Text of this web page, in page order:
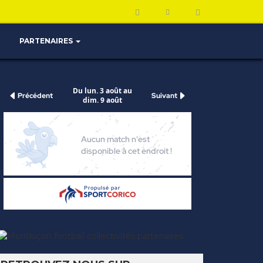
PARTENAIRES